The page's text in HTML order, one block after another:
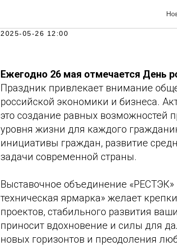
День российского
2025-05-26 12:00
Ежегодно 26 мая отмечается День
Праздник привлекает внимание
российской экономики и бизнеса.
это создание равных возможностей
уровня жизни для каждого
инициативы граждан, развитие
задачи современной страны.
Выставочное объединение «РЕСТЭК»
техническая ярмарка» желает
проектов, стабильного развития
приносит вдохновение и силы для
новых горизонтов и преодоления